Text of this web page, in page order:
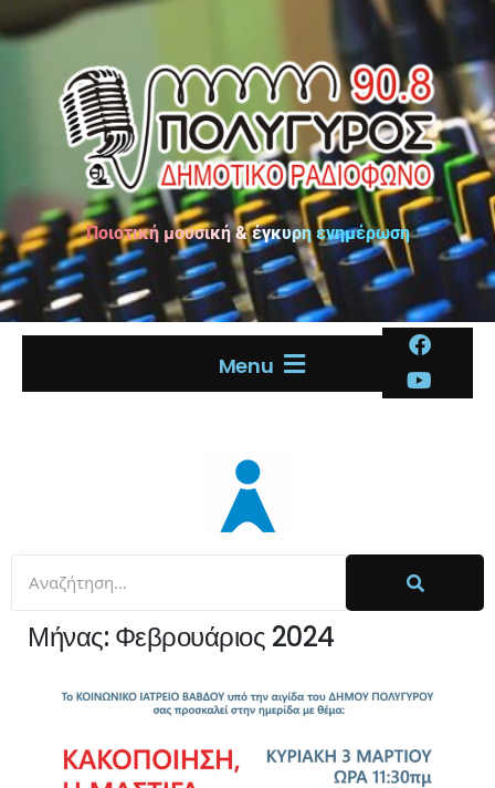
Ποιοτική μουσική & έγκυρη ενημέρωση
Menu
Μήνας: Φεβρουάριος 2024